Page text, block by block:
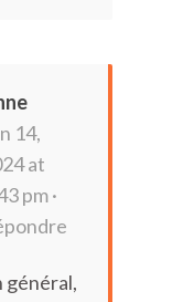
14,
at
pm ·
général,